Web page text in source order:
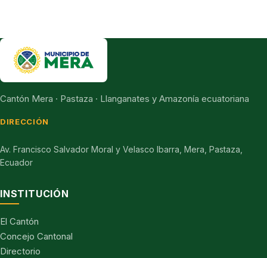
Cantón Mera · Pastaza · Llanganates y Amazonía ecuatoriana
DIRECCIÓN
Av. Francisco Salvador Moral y Velasco Ibarra, Mera, Pastaza,
Ecuador
INSTITUCIÓN
El Cantón
Concejo Cantonal
Directorio